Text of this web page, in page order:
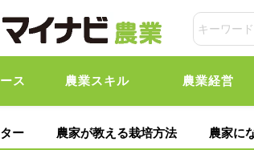
ス 農業スキル 農業経営
ー 農家が教える栽培方法 農家に